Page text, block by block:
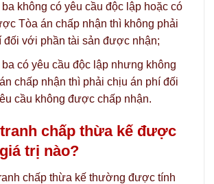
không có yêu cầu độc lập hoặc có
Tòa án chấp nhận thì không phải
đối với phần tài sản được nhận;
có yêu cầu độc lập nhưng không
chấp nhận thì phải chịu án phí đối
cầu không được chấp nhận.
chấp thừa kế được
trị nào?
chấp thừa kế thường được tính